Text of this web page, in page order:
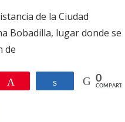
de la Ciudad
Bobadilla, lugar donde se
de
Compartir
0
COMPARTIR